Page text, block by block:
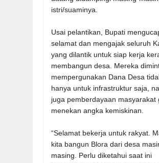
istri/suaminya.
Usai pelantikan, Bupati
selamat dan mengajak seluruh
yang dilantik untuk siap kerja
membangun desa. Mereka
mempergunakan Dana Desa
hanya untuk infrastruktur saja,
juga pemberdayaan masyarakat
menekan angka kemiskinan.
“Selamat bekerja untuk rakyat.
kita bangun Blora dari desa
masing. Perlu diketahui saat ini